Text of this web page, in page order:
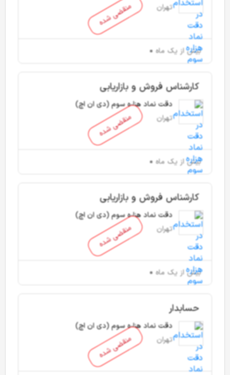
منقضی شده
تهران
بیش از یک ماه
منقضی شده
کارشناس فروش و بازاریابی
دقت نماد هزاره سوم (دی ان اچ)
تهران
بیش از یک ماه
منقضی شده
کارشناس فروش و بازاریابی
دقت نماد هزاره سوم (دی ان اچ)
تهران
بیش از یک ماه
منقضی شده
حسابدار
دقت نماد هزاره سوم (دی ان اچ)
تهران